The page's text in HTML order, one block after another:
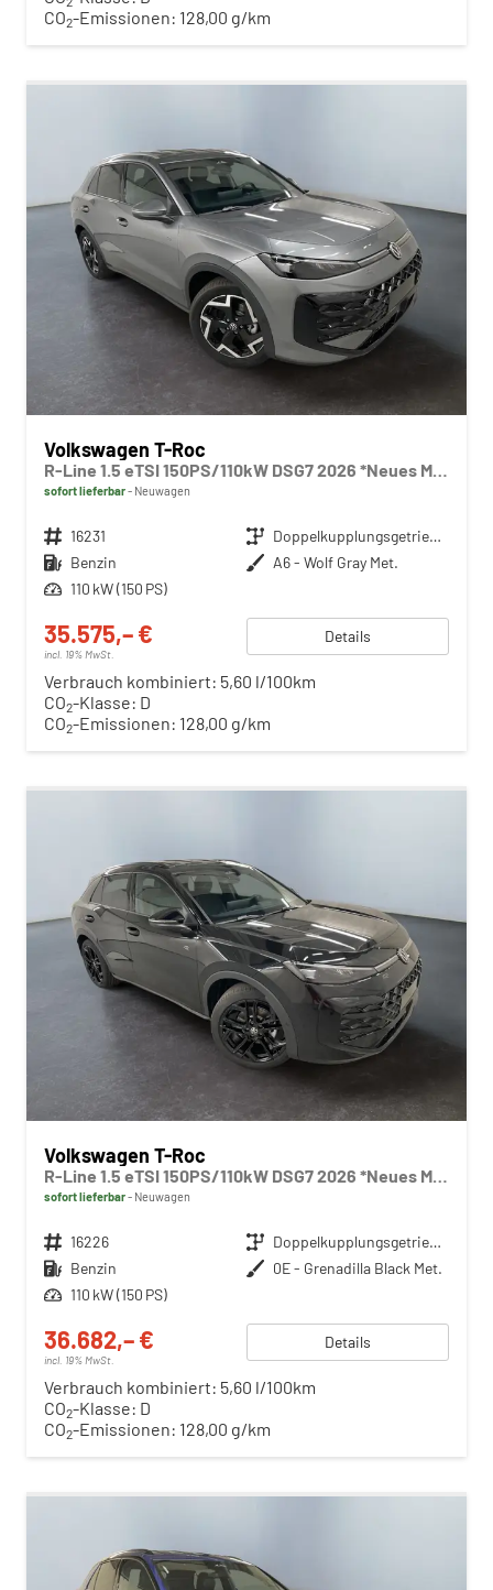
CO2-Emissionen: 128,00 g/km
Volkswagen T-Roc
R-Line 1.5 eTSI 150PS/110kW DSG7 2026 *Neues Modell* | +AHK+18"ALU+PARK ASSIST PLUS
sofort lieferbar Neuwagen
Fahrzeugnr. 16231 Getriebe
Doppelkupplungsgetriebe (DSG)
Kraftstoff Benzin Außenfarbe A6 - Wolf Gray Met.
Leistung 110 kW (150 PS)
35.575,– €
incl. 19% MwSt.
Details
Verbrauch kombiniert: 5,60 l/100km
CO2-Klasse: D
CO2-Emissionen: 128,00 g/km
Volkswagen T-Roc
R-Line 1.5 eTSI 150PS/110kW DSG7 2026 *Neues Modell* | +AHK +BlackStyle +19" ALU +IQ.Licht-Matrix
sofort lieferbar Neuwagen
Fahrzeugnr. 16226 Getriebe
Doppelkupplungsgetriebe (DSG)
Kraftstoff Benzin Außenfarbe 0E - Grenadilla Black Met.
Leistung 110 kW (150 PS)
36.682,– €
incl. 19% MwSt.
Details
Verbrauch kombiniert: 5,60 l/100km
CO2-Klasse: D
CO2-Emissionen: 128,00 g/km